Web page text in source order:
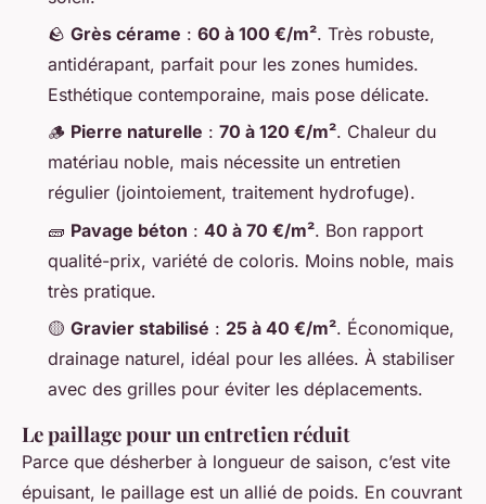
🪨 Grès cérame : 60 à 100 €/m². Très robuste,
antidérapant, parfait pour les zones humides.
Esthétique contemporaine, mais pose délicate.
🪵 Pierre naturelle : 70 à 120 €/m². Chaleur du
matériau noble, mais nécessite un entretien
régulier (jointoiement, traitement hydrofuge).
🧱 Pavage béton : 40 à 70 €/m². Bon rapport
qualité-prix, variété de coloris. Moins noble, mais
très pratique.
🟡 Gravier stabilisé : 25 à 40 €/m². Économique,
drainage naturel, idéal pour les allées. À stabiliser
avec des grilles pour éviter les déplacements.
Le paillage pour un entretien réduit
Parce que désherber à longueur de saison, c’est vite
épuisant, le paillage est un allié de poids. En couvrant